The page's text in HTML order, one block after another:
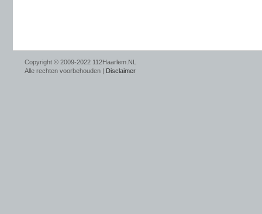
Copyright © 2009-2022 112Haarlem.NL
Alle rechten voorbehouden | Disclaimer